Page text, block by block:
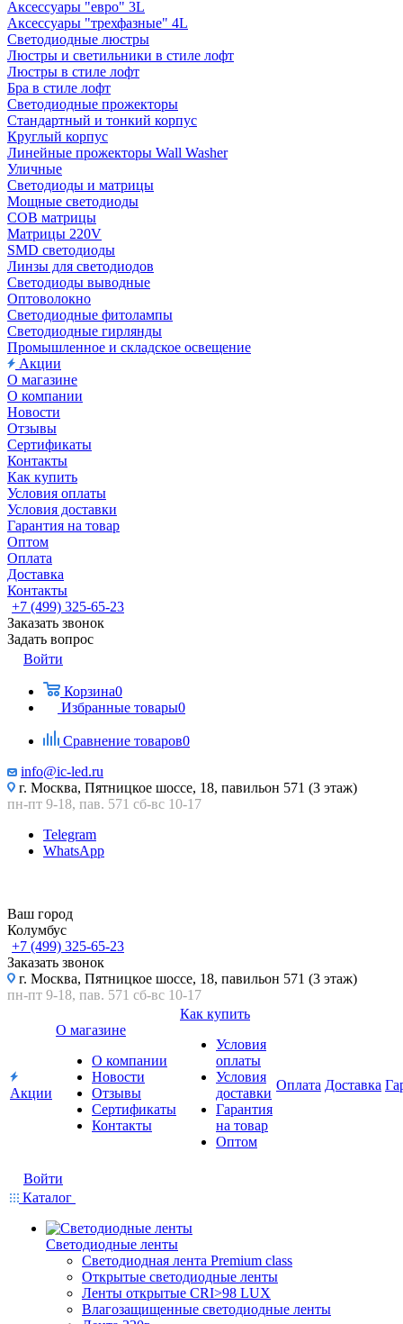
Аксессуары "евро" 3L
Аксессуары "трехфазные" 4L
Светодиодные люстры
Люстры и светильники в стиле лофт
Люстры в стиле лофт
Бра в стиле лофт
Светодиодные прожекторы
Стандартный и тонкий корпус
Круглый корпус
Линейные прожекторы Wall Washer
Уличные
Светодиоды и матрицы
Мощные светодиоды
COB матрицы
Матрицы 220V
SMD светодиоды
Линзы для светодиодов
Светодиоды выводные
Оптоволокно
Светодиодные фитолампы
Светодиодные гирлянды
Промышленное и складское освещение
Акции
О магазине
О компании
Новости
Отзывы
Сертификаты
Контакты
Как купить
Условия оплаты
Условия доставки
Гарантия на товар
Оптом
Оплата
Доставка
Контакты
+7 (499) 325-65-23
Заказать звонок
Задать вопрос
Войти
Корзина0
Избранные товары0
Сравнение товаров0
info@ic-led.ru
г. Москва, Пятницкое шоссе, 18, павильон 571 (3 этаж)
пн-пт 9-18, пав. 571 сб-вс 10-17
Telegram
WhatsApp
Ваш город
Колумбус
+7 (499) 325-65-23
Заказать звонок
г. Москва, Пятницкое шоссе, 18, павильон 571 (3 этаж)
пн-пт 9-18, пав. 571 сб-вс 10-17
Акции
О магазине
О компании
Новости
Отзывы
Сертификаты
Контакты
Как купить
Условия
оплаты
Условия
доставки
Гарантия
на товар
Оптом
Оплата Доставка
Войти
Каталог
Светодиодные ленты
Светодиодная лента Premium class
Открытые светодиодные ленты
Ленты открытые CRI>98 LUX
Влагозащищенные светодиодные ленты